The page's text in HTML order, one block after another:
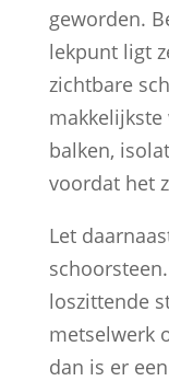
geworden.
lekpunt ligt
zichtbare
makkelijkste
balken,
voordat het
Let
loszittende
metselwerk
dan is er